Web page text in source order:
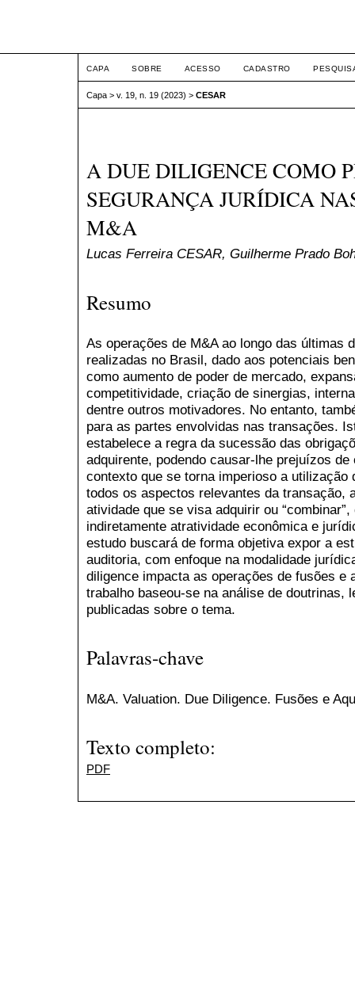
CAPA SOBRE ACESSO CADASTRO
Capa > v. 19, n. 19 (2023) > CESAR
A DUE DILIGENCE COMO
SEGURANÇA JURÍDICA
M&A
Lucas Ferreira CESAR, Guilherme Prado
Resumo
As operações de M&A ao longo das últimas
realizadas no Brasil, dado aos potenciais
como aumento de poder de mercado,
competitividade, criação de sinergias,
dentre outros motivadores. No entanto,
para as partes envolvidas nas transações.
estabelece a regra da sucessão das
adquirente, podendo causar-lhe prejuízos
contexto que se torna imperioso a
todos os aspectos relevantes da transação,
atividade que se visa adquirir ou
indiretamente atratividade econômica e
estudo buscará de forma objetiva expor a
auditoria, com enfoque na modalidade
diligence impacta as operações de fusões e
trabalho baseou-se na análise de doutrinas,
publicadas sobre o tema.
Palavras-chave
M&A. Valuation. Due Diligence. Fusões e
Texto completo:
PDF